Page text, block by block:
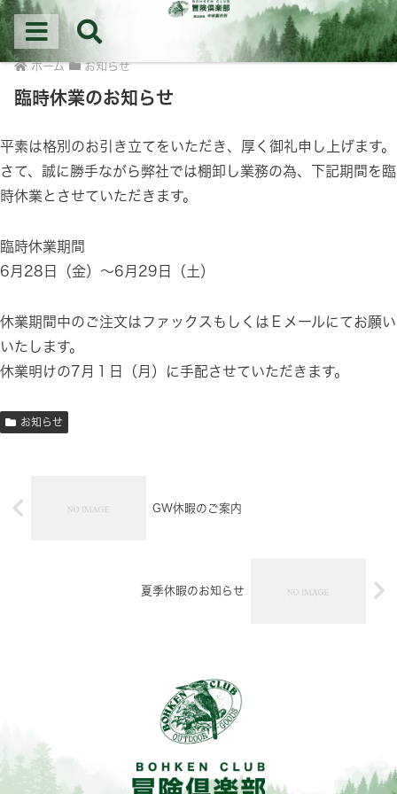
冒険倶楽部│新潟県三条の(株)中林製作所はなた・マルチツール・作業用バッグの
企画・製造を行う会社です。
新潟県三条市のマルチツール・アウトドアナイフ製造会社
ホーム お知らせ
臨時休業のお知らせ
平素は格別のお引き立てをいただき、厚く御礼申し上げます。
さて、誠に勝手ながら弊社では棚卸し業務の為、下記期間を臨
時休業とさせていただきます。
臨時休業期間
6月28日（金）～6月29日（土）
休業期間中のご注文はファックスもしくはＥメールにてお願い
いたします。
休業明けの7月１日（月）に手配させていただきます。
お知らせ
GW休暇のご案内
夏季休暇のお知らせ